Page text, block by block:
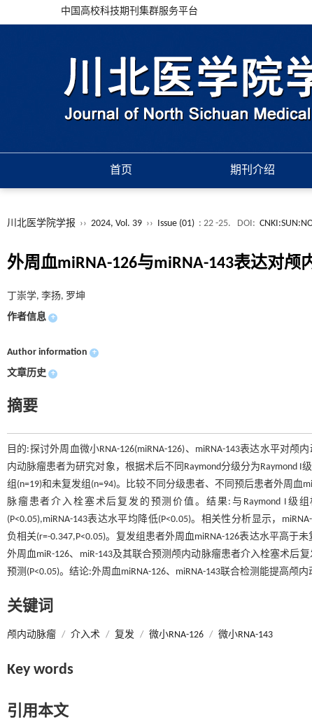
中国高校科技期刊集群服务平台
首页 期刊介绍
川北医学院学报 ›› 2024, Vol. 39 ›› Issue (01) : 22 -25. DOI:
外周血miRNA-126与miRNA-143表达对
丁崇学, 李扬, 罗坤
作者信息 +
Author information +
文章历史 +
摘要
目的:探讨外周血微小RNA-126(miRNA-126)、miRNA-143表达水平对
内动脉瘤患者为研究对象，根据术后不同Raymond分级分为Raymond I
组(n=19)和未复发组(n=94)。比较不同分级患者、不同预后患者外周血
脉瘤患者介入栓塞术后复发的预测价值。结果:与Raymond I级
(P<0.05),miRNA-143表达水平均降低(P<0.05)。相关性分析显示，
负相关(r=-0.347,P<0.05)。复发组患者外周血miRNA-126表达水平高于
外周血miR-126、miR-143及其联合预测颅内动脉瘤患者介入栓塞术后
预测(P<0.05)。结论:外周血miRNA-126、miRNA-143联合检测能提高颅
关键词
颅内动脉瘤 / 介入术 / 复发 / 微小RNA-126 / 微小RNA-143
Key words
引用本文